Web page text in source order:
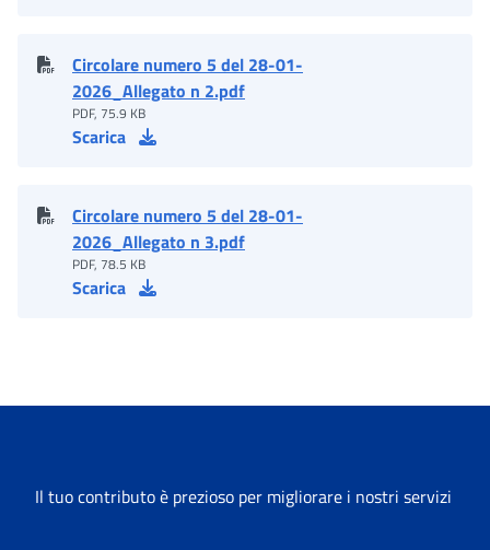
Circolare numero 5 del 28-01-
2026_Allegato n 2.pdf
PDF, 75.9 KB
Scarica
Circolare numero 5 del 28-01-
2026_Allegato n 3.pdf
PDF, 78.5 KB
Scarica
Il tuo contributo è prezioso per migliorare i nostri servizi